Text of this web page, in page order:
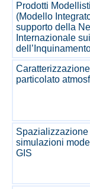
Prodotti
(Modello
supporto della
Internazionale
particolato
simulazioni
GIS